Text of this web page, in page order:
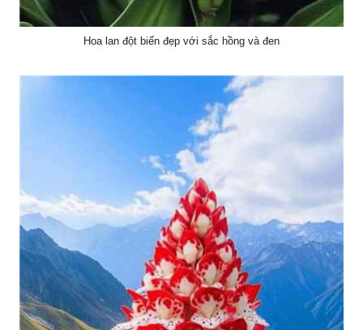
Hoa lan đột biến đẹp với sắc hồng và đen